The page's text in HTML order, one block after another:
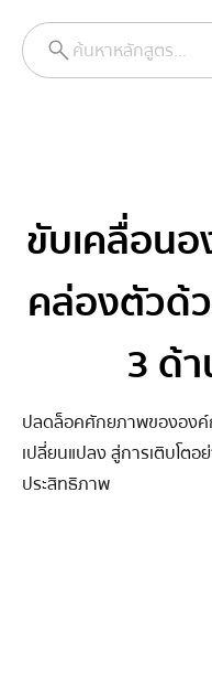
ค้นหาหลักสูตร...
ขับเคลื่อนอ
คล่องตัวด้
3 ด้
ปลดล็อคศักยภาพขององค์
เปลี่ยนแปลง สู่การเติบโตอ
ประสิทธิภาพ